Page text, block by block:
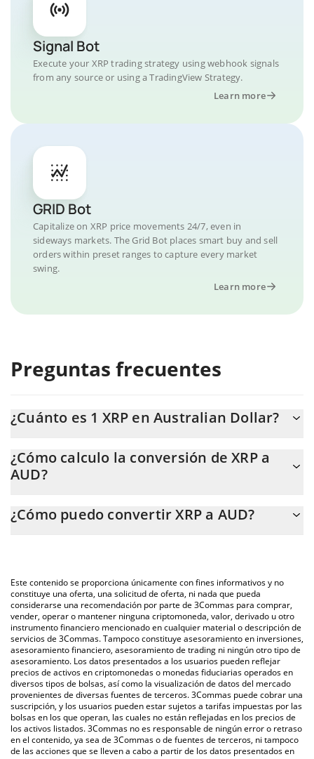
Signal Bot
Execute your XRP trading strategy using webhook signals
from any source or using a TradingView Strategy.
Learn more
GRID Bot
Capitalize on XRP price movements 24/7, even in
sideways markets. The Grid Bot places smart buy and sell
orders within preset ranges to capture every market
swing.
Learn more
Preguntas frecuentes
¿Cuánto es 1 XRP en Australian Dollar?
En este momento, 1 XRP equivale a 1.49 AUD.
¿Cómo calculo la conversión de XRP a
AUD?
fácilmente el precio de conversión de XRP a AUD. Solo necesitas
También puedes utilizar nuestra tabla de precios de XRP que se
encuentra arriba para verificar el último precio de XRP en las
principales monedas fiduciarias y criptomonedas.
¿Cómo puedo convertir XRP a AUD?
otras.
Este contenido se proporciona únicamente con fines informativos y no
constituye una oferta, una solicitud de oferta, ni nada que pueda
considerarse una recomendación por parte de 3Commas para comprar,
vender, operar o mantener ninguna criptomoneda, valor, derivado u otro
instrumento financiero mencionado en cualquier material o descripción de
servicios de 3Commas. Tampoco constituye asesoramiento en inversiones,
asesoramiento financiero, asesoramiento de trading ni ningún otro tipo de
asesoramiento. Los datos presentados a los usuarios pueden reflejar
precios de activos en criptomonedas o monedas fiduciarias operados en
diversos tipos de bolsas, así como la visualización de datos del mercado
provenientes de diversas fuentes de terceros. 3Commas puede cobrar una
suscripción, y los usuarios pueden estar sujetos a tarifas impuestas por las
bolsas en los que operan, las cuales no están reflejadas en los precios de
los activos listados. 3Commas no es responsable de ningún error o retraso
en el contenido, ya sea de 3Commas o de fuentes de terceros, ni tampoco
de las acciones que se lleven a cabo a partir de los datos presentados en